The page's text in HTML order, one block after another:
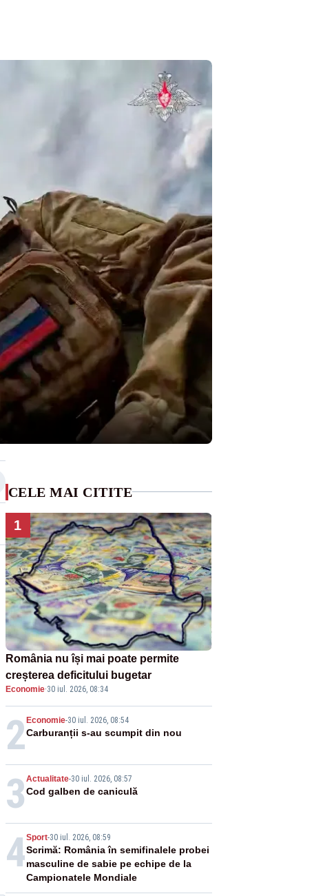
CELE MAI CITITE
1
România nu își mai poate permite
creșterea deficitului bugetar
Economie·30 iul. 2026, 08:34
2Economie-30 iul. 2026, 08:54
Carburanții s-au scumpit din nou
3 Actualitate-30 iul. 2026, 08:57
Cod galben de caniculă
4Sport-30 iul. 2026, 08:59
Scrimă: România în semifinalele probei
masculine de sabie pe echipe de la
Campionatele Mondiale